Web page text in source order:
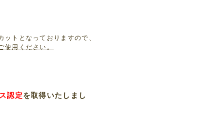
ットとなっておりますので、
用ください。
認定を取得いたしまし